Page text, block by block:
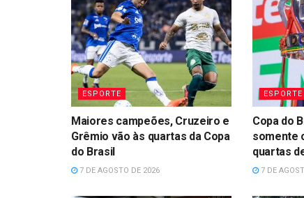
ESPORTE
Maiores campeões, Cruzeiro e
Grêmio vão às quartas da Copa
do Brasil
7 DE AGOSTO DE 2026
ESPORTE
Copa do
somente
quartas
7 DE